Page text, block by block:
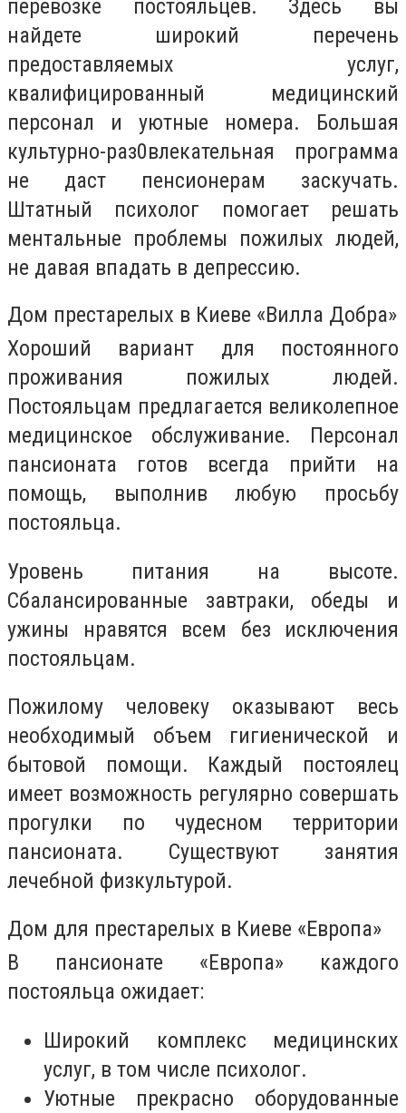
перевозке постояльцев. Здесь вы
найдете широкий перечень
предоставляемых услуг,
квалифицированный медицинский
персонал и уютные номера. Большая
культурно-раз0влекательная программа
не даст пенсионерам заскучать.
Штатный психолог помогает решать
ментальные проблемы пожилых людей,
не давая впадать в депрессию.
Дом престарелых в Киеве «Вилла Добра»
Хороший вариант для постоянного
проживания пожилых людей.
Постояльцам предлагается великолепное
медицинское обслуживание. Персонал
пансионата готов всегда прийти на
помощь, выполнив любую просьбу
постояльца.
Уровень питания на высоте.
Сбалансированные завтраки, обеды и
ужины нравятся всем без исключения
постояльцам.
Пожилому человеку оказывают весь
необходимый объем гигиенической и
бытовой помощи. Каждый постоялец
имеет возможность регулярно совершать
прогулки по чудесном территории
пансионата. Существуют занятия
лечебной физкультурой.
Дом для престарелых в Киеве «Европа»
В пансионате «Европа» каждого
постояльца ожидает:
Широкий комплекс медицинских
услуг, в том числе психолог.
Уютные прекрасно оборудованные